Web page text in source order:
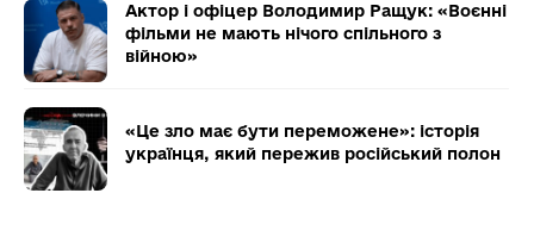
Актор і офіцер Володимир Ращук: «Воєнні
фільми не мають нічого спільного з
війною»
«Це зло має бути переможене»: історія
українця, який пережив російський полон